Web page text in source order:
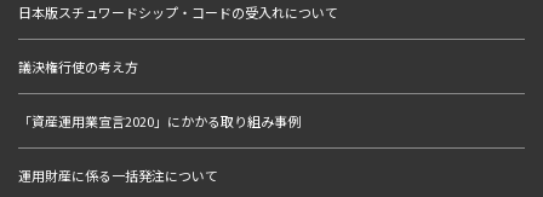
日本版スチュワードシップ・コードの受入れについて
議決権行使の考え方
「資産運用業宣言2020」にかかる取り組み事例
運用財産に係る一括発注について